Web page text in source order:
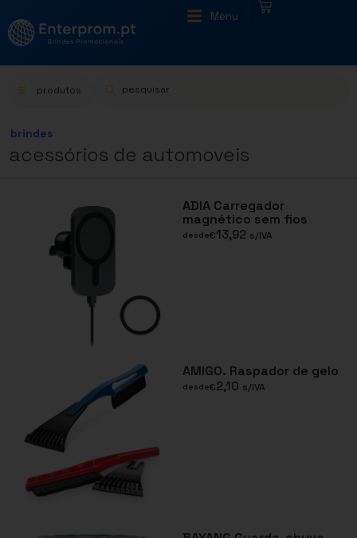
Menu
produtos
brindes
acessórios de automoveis
ADIA Carregador
magnético sem fios
desde€13,92 s/IVA
AMIGO. Raspador de gelo
desde€2,10 s/IVA